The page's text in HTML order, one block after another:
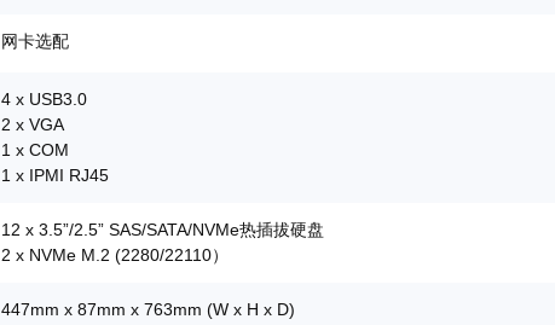
网卡选配
4 x USB3.0
2 x VGA
1 x COM
1 x IPMI RJ45
12 x 3.5”/2.5” SAS/SATA/NVMe热插拔硬盘
2 x NVMe M.2 (2280/22110）
447mm x 87mm x 763mm (W x H x D)